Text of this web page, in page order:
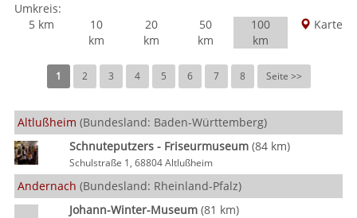
Umkreis:
5 km
10
km
20
km
50
km
100
km
Karte
1 2 3 4 5 6 7 8 Seite >>
Altlußheim (Bundesland: Baden-Württemberg)
Schnuteputzers - Friseurmuseum(84 km)
Schulstraße 1, 68804 Altlußheim
Andernach (Bundesland: Rheinland-Pfalz)
Johann-Winter-Museum(81 km)